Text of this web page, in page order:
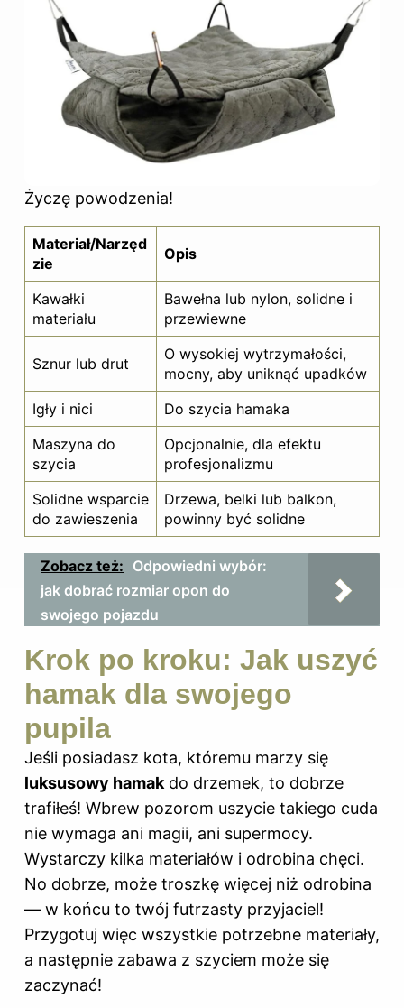
Życzę powodzenia!
Materiał/Narzęd
zie
Opis
Kawałki
materiału
Bawełna lub nylon, solidne i
przewiewne
Sznur lub drut
O wysokiej wytrzymałości,
mocny, aby uniknąć upadków
Igły i nici
Do szycia hamaka
Maszyna do
szycia
Opcjonalnie, dla efektu
profesjonalizmu
Solidne wsparcie
do zawieszenia
Drzewa, belki lub balkon,
powinny być solidne
Zobacz też: Odpowiedni wybór:
jak dobrać rozmiar opon do
swojego pojazdu
Krok po kroku: Jak uszyć
hamak dla swojego
pupila
Jeśli posiadasz kota, któremu marzy się
luksusowy hamak do drzemek, to dobrze
trafiłeś! Wbrew pozorom uszycie takiego cuda
nie wymaga ani magii, ani supermocy.
Wystarczy kilka materiałów i odrobina chęci.
No dobrze, może troszkę więcej niż odrobina
— w końcu to twój futrzasty przyjaciel!
Przygotuj więc wszystkie potrzebne materiały,
a następnie zabawa z szyciem może się
zaczynać!